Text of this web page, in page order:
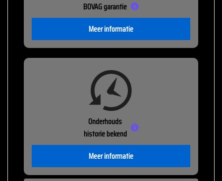
BOVAG garantie
Meer informatie
Onderhouds
historie bekend
Meer informatie